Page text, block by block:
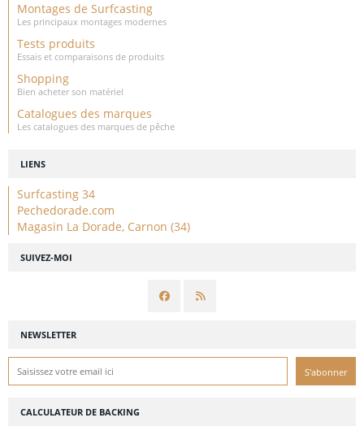
NEWSLETTER
SUIVEZ-MOI
Montages de Surfcasting
Les principaux montages modernes
Tests produits
Essais et comparaisons de produits
Shopping
Bien acheter son matériel
Catalogues des marques
Les catalogues des marques de pêche
LIENS
Surfcasting 34
Pechedorade.com
Magasin La Dorade, Carnon (34)
CALCULATEUR DE BACKING